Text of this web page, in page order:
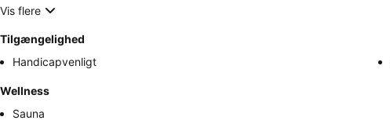
Vis flere
Tilgængelighed
Handicapvenligt
Wellness
Sauna